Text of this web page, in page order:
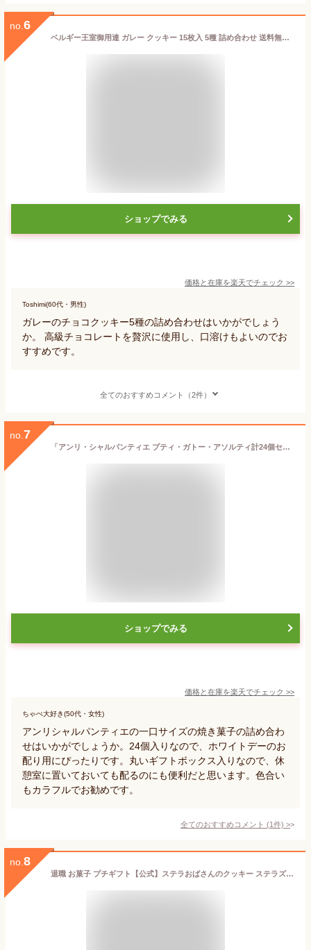
no. 6
ベルギー王室御用達 ガレー クッキー 15枚入 5種 詰め合わせ 送料無料 2026 お中元 ギフト スイーツ お菓子 チョコレート 有名 人気 おしゃれ 高級 個包装 小分け 法人 会社 職場 退職 祝い 挨拶 出産 内祝い お返し 手土産 常温 日持ち 誕生日 プレゼント 御 中元 ギフト
ショップでみる
価格と在庫を楽天でチェック >>
Toshimi(60代・男性)
ガレーのチョコクッキー5種の詰め合わせはいかがでしょう
か。 高級チョコレートを贅沢に使用し、口溶けもよいのでお
すすめです。
全てのおすすめコメント（2件）
no. 7
「アンリ・シャルパンティエ プティ・ガトー・アソルティ計24個セット(HPG-20N2)」マドレーヌ フィナンシェ ビスターシュ フランボワーズ 洋菓子 焼き菓子 お菓子 おやつ スイーツ 詰め合わせ 贈答品 ギフト 贈り物 お返し 可愛い オシャレ【包装のし完全無料】
ショップでみる
価格と在庫を楽天でチェック >>
ちゃぺ大好き(50代・女性)
アンリシャルパンティエの一口サイズの焼き菓子の詰め合わ
せはいかがでしょうか。24個入りなので、ホワイトデーのお
配り用にぴったりです。丸いギフトボックス入りなので、休
憩室に置いておいても配るのにも便利だと思います。色合い
もカラフルでお勧めです。
全てのおすすめコメント (1件) >
no. 8
退職 お菓子 プチギフト【公式】ステラおばさんのクッキー ステラズバーレル 28枚｜個包装 プチギフト クッキー 詰め合わせ 焼き菓子｜冬ギフト 手土産 退職 お礼 お返し 手提げ袋付き